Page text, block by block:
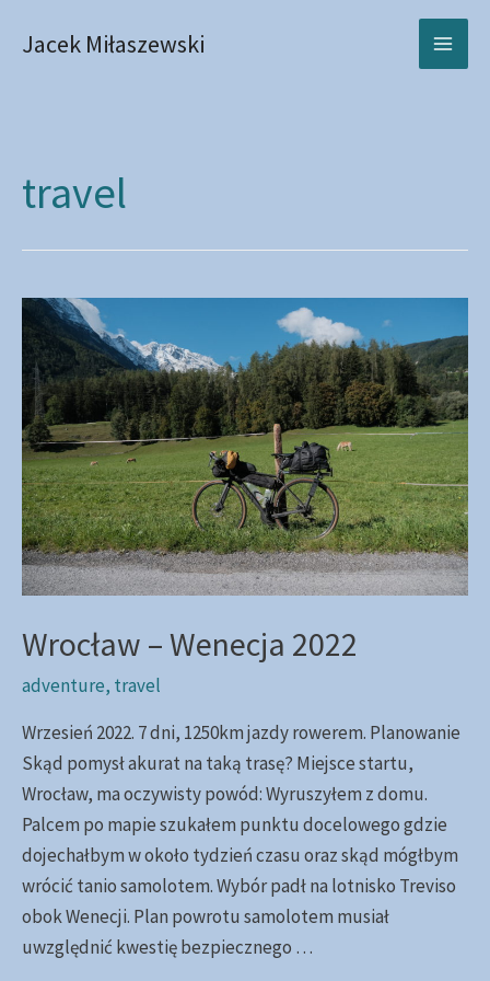
Jacek Miłaszewski
travel
Wrocław – Wenecja 2022
adventure, travel
Wrzesień 2022. 7 dni, 1250km jazdy rowerem. Planowanie
Skąd pomysł akurat na taką trasę? Miejsce startu,
Wrocław, ma oczywisty powód: Wyruszyłem z domu.
Palcem po mapie szukałem punktu docelowego gdzie
dojechałbym w około tydzień czasu oraz skąd mógłbym
wrócić tanio samolotem. Wybór padł na lotnisko Treviso
obok Wenecji. Plan powrotu samolotem musiał
uwzględnić kwestię bezpiecznego …